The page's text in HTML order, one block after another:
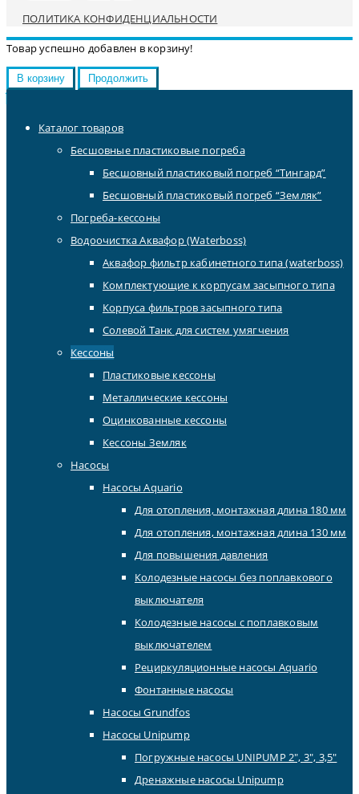
ПОЛИТИКА КОНФИДЕНЦИАЛЬНОСТИ
Товар успешно добавлен в корзину!
В корзину Продолжить
Каталог товаров
Бесшовные пластиковые погреба
Бесшовный пластиковый погреб “Тингард”
Бесшовный пластиковый погреб “Земляк”
Погреба-кессоны
Водоочистка Аквафор (Waterboss)
Аквафор фильтр кабинетного типа (waterboss)
Комплектующие к корпусам засыпного типа
Корпуса фильтров засыпного типа
Солевой Танк для систем умягчения
Кессоны
Пластиковые кессоны
Металлические кессоны
Оцинкованные кессоны
Кессоны Земляк
Насосы
Насосы Aquario
Для отопления, монтажная длина 180 мм
Для отопления, монтажная длина 130 мм
Для повышения давления
Колодезные насосы без поплавкового
выключателя
Колодезные насосы с поплавковым
выключателем
Рециркуляционные насосы Aquario
Фонтанные насосы
Насосы Grundfos
Насосы Unipump
Погружные насосы UNIPUMP 2″, 3″, 3,5″
Дренажные насосы Unipump